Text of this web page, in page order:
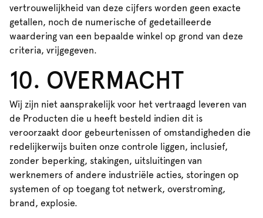
vertrouwelijkheid van deze cijfers worden geen exacte
getallen, noch de numerische of gedetailleerde
waardering van een bepaalde winkel op grond van deze
criteria, vrijgegeven.
10. OVERMACHT
Wij zijn niet aansprakelijk voor het vertraagd leveren van
de Producten die u heeft besteld indien dit is
veroorzaakt door gebeurtenissen of omstandigheden die
redelijkerwijs buiten onze controle liggen, inclusief,
zonder beperking, stakingen, uitsluitingen van
werknemers of andere industriële acties, storingen op
systemen of op toegang tot netwerk, overstroming,
brand, explosie.